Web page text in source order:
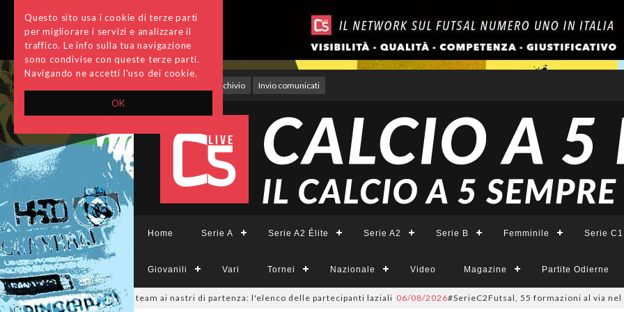
OK
Questo sito usa i cookie di terze parti
per migliorare i servizi e analizzare il
traffico. Le info sulla tua navigazione
sono condivise con queste terze parti.
Navigando ne accetti l'uso dei cookie.
Archivio Invio comunicati
Home Serie A Serie A2 Élite Serie A2 Serie B Femminile Serie C1
Giovanili Vari Tornei Nazionale Video Magazine Partite Odierne
sono 14 i team ai nastri di partenza: l'elenco delle partecipanti laziali 06/08/2026#SerieC2Futsal, 55 formazioni al via nel